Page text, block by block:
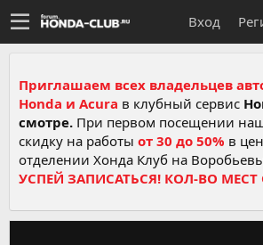
Вход
Приглашаем всех владельцев
Honda и Acura в клубный сервис
смотре. При первом посещении
скидку на работы от 30 до 50% в
отделении Хонда Клуб на
УСПЕЙ ЗАПИСАТЬСЯ! КОЛ-ВО МЕСТ